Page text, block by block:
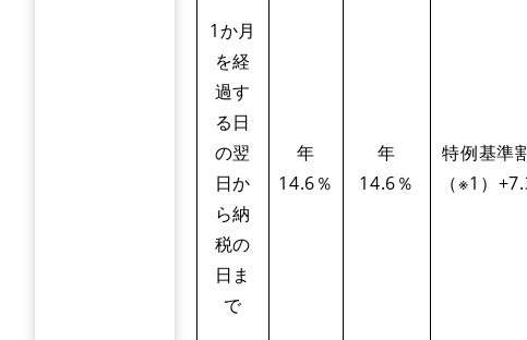
1か月
を経
過す
る日
の翌
日か
ら納
税の
日ま
で
年
14.6％
年
14.6％
特例基準
（※1）